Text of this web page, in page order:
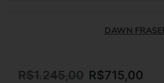
DAWN
R$1.245,00 R$715,00